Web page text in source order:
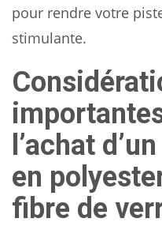
pour rendre votre
stimulante.
l’achat
en
fibre de